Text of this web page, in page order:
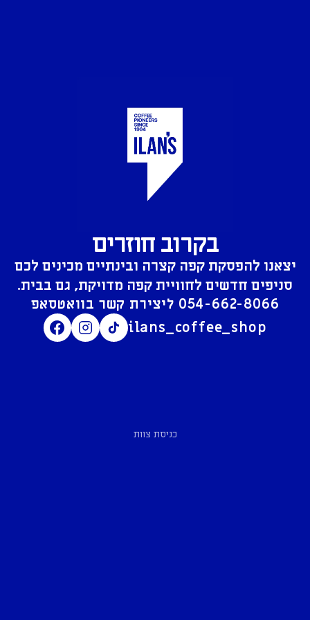
בקרוב חוזרים
יצאנו להפסקת קפה קצרה ובינתיים מכינים לכם
סניפים חדשים לחוויית קפה מדויקת, גם בבית.
054-662-8066
ilans_coffee_shop
כניסת צוות